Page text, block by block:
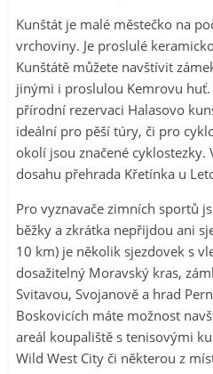
Kunštát je malé městečko na
vrchoviny. Je proslulé
Kunštátě můžete navštívit
jinými i proslulou Kemrovu
přírodní rezervaci Halasovo
ideální pro pěší túry, či pro
okolí jsou značené cyklostezky.
dosahu přehrada Křetínka u
Pro vyznavače zimních sportů
běžky a zkrátka nepřijdou ani
10 km) je několik sjezdovek s
dosažitelný Moravský kras,
Svitavou, Svojanově a hrad
Boskovicích máte možnost
areál koupaliště s tenisovými
Wild West City či některou z